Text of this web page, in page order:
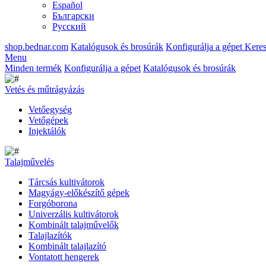
Español
Български
Русский
shop.bednar.com Katalógusok és brosúrák Konfigurálja a gépet
Menu
Minden termék Konfigurálja a gépet Katalógusok és brosúrák
Vetés és műtrágyázás
Vetőegység
Vetőgépek
Injektálók
Talajművelés
Tárcsás kultivátorok
Magyágy-előkészítő gépek
Forgóborona
Univerzális kultivátorok
Kombinált talajművelők
Talajlazítók
Kombinált talajlazító
Vontatott hengerek